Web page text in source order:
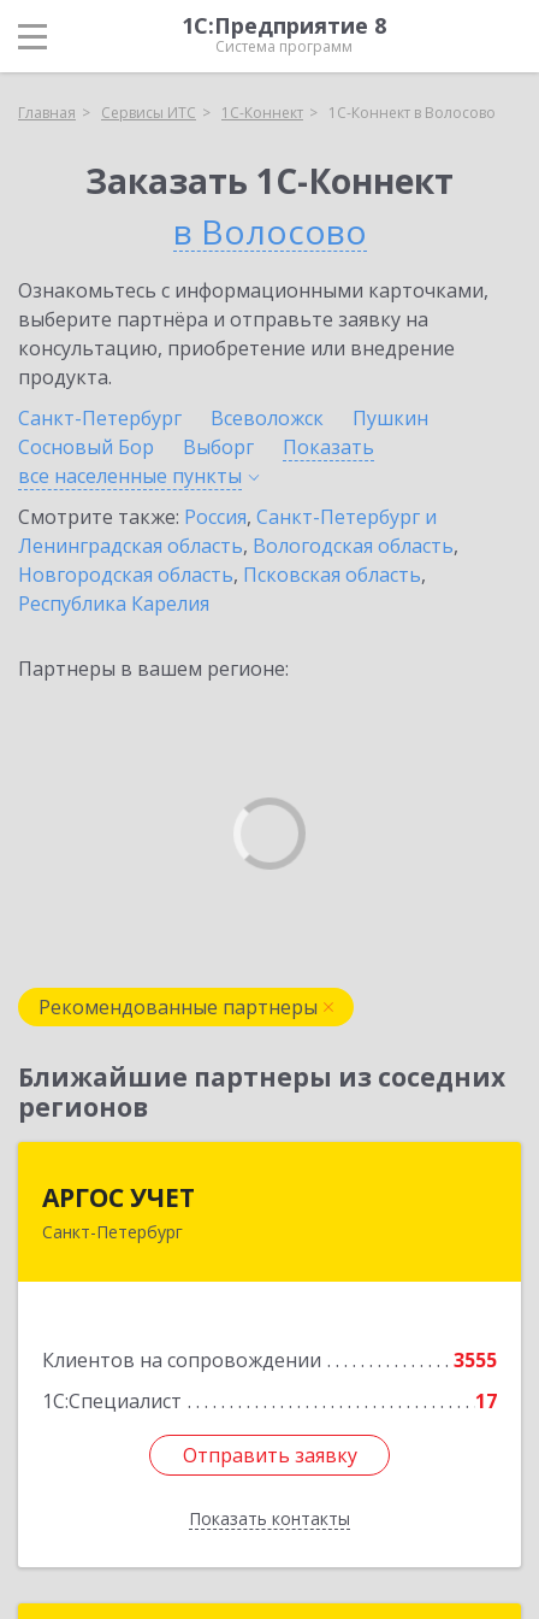
1С:Предприятие 8
Система программ
Главная Сервисы ИТС 1С-Коннект 1С-Коннект в Волосово
Заказать 1С-Коннект
в Волосово
Ознакомьтесь с информационными карточками,
выберите партнёра и отправьте заявку на
консультацию, приобретение или внедрение
продукта.
Санкт-Петербург
Всеволожск
Пушкин
Сосновый Бор
Выборг
Показать
все населенные пункты
Смотрите также: Россия, Санкт-Петербург и
Ленинградская область, Вологодская область,
Новгородская область, Псковская область,
Республика Карелия
Партнеры в вашем регионе:
Рекомендованные партнеры
Ближайшие партнеры из соседних
регионов
АРГОС УЧЕТ
Санкт-Петербург
Клиентов на сопровождении
3555
1С:Специалист
17
Отправить заявку
Показать контакты
196191, Санкт-Петербург г, Конституции пл,
Отправить заявку
Назад